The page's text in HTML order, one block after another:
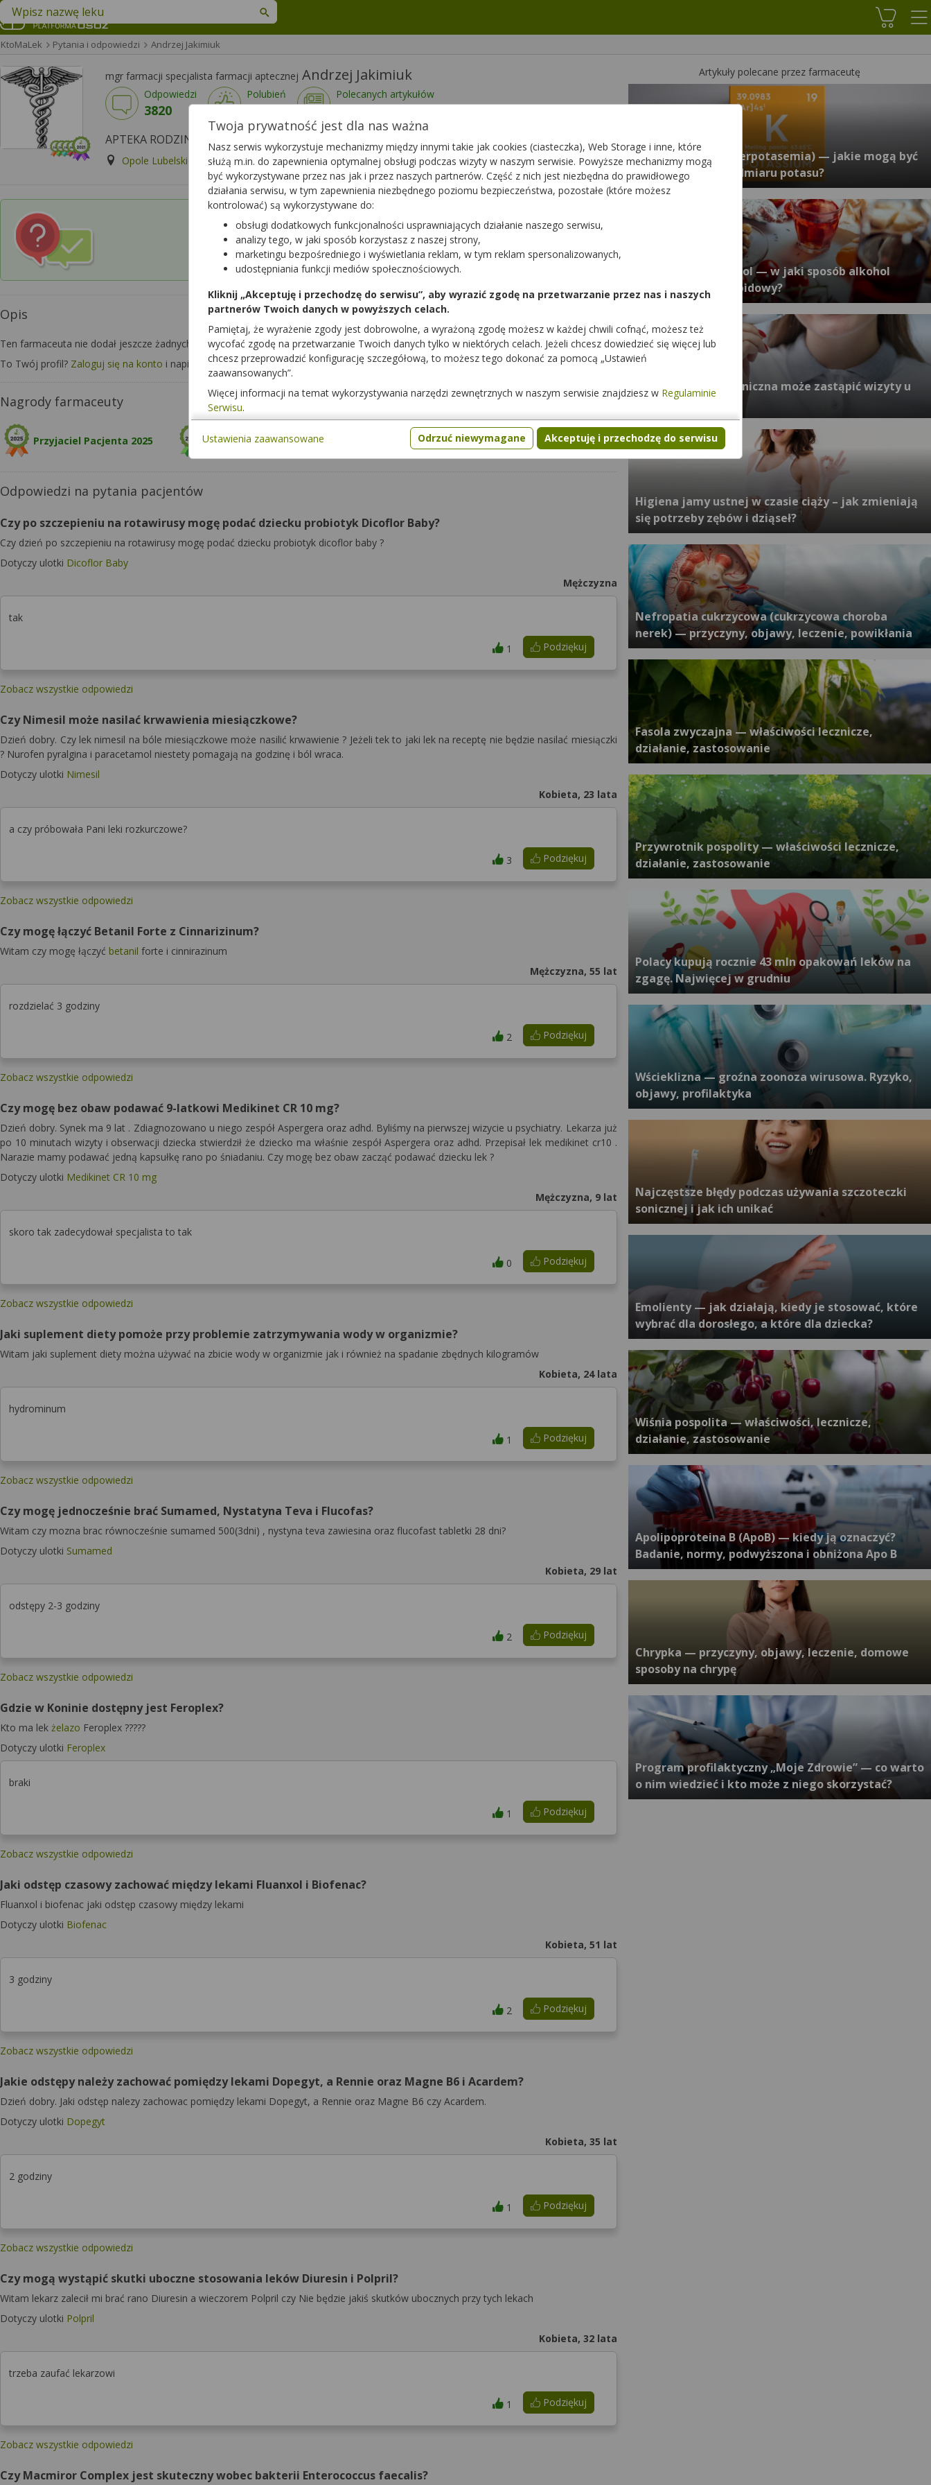
Koszyk
Znajdź lek w swojej okolicy
KtoMaLek Pytania i odpowiedzi Andrzej Jakimiuk
mgr farmacji specjalista farmacji aptecznej Andrzej Jakimiuk
Odpowiedzi
3820
Polubień
3426
Polecanych artykułów
114
APTEKA RODZINNA, Opole Lubelskie
Opole Lubelskie, LUBELSKA 13 Wyświetl numer Zamknięta, zapraszamy jutro(08:00 - 15:00)
Czy chcesz wysłać pytanie do apteki,
w której pracuje ten farmaceuta?
Opis
Ten farmaceuta nie dodał jeszcze żadnych informacji o sobie.
To Twój profil? Zaloguj się na konto i napisz o sobie kilka zdań, aby pacjenci mogli cię lepiej poznać.
Nagrody farmaceuty
Przyjaciel Pacjenta 2025
Odpowiedzi na pytania pacjentów
Czy po szczepieniu na rotawirusy mogę podać dziecku probiotyk Dicoflor Baby?
Czy dzień po szczepieniu na rotawirusy mogę podać dziecku probiotyk dicoflor baby ?
Dotyczy ulotki Dicoflor Baby
Mężczyzna
tak
Podziękuj
1
Zobacz wszystkie odpowiedzi
Czy Nimesil może nasilać krwawienia miesiączkowe?
Dzień dobry. Czy lek nimesil na bóle miesiączkowe może nasilić krwawienie ? Jeżeli tek to jaki lek na receptę nie będzie nasilać miesiączki
? Nurofen pyralgina i paracetamol niestety pomagają na godzinę i ból wraca.
Dotyczy ulotki Nimesil
Kobieta, 23 lata
a czy próbowała Pani leki rozkurczowe?
Podziękuj
3
Zobacz wszystkie odpowiedzi
Czy mogę łączyć Betanil Forte z Cinnarizinum?
Witam czy mogę łączyć betanil forte i cinnirazinum
Mężczyzna, 55 lat
rozdzielać 3 godziny
Podziękuj
2
Zobacz wszystkie odpowiedzi
Czy mogę bez obaw podawać 9-latkowi Medikinet CR 10 mg?
Dzień dobry. Synek ma 9 lat . Zdiagnozowano u niego zespół Aspergera oraz adhd. Byliśmy na pierwszej wizycie u psychiatry. Lekarza już
po 10 minutach wizyty i obserwacji dziecka stwierdził że dziecko ma właśnie zespół Aspergera oraz adhd. Przepisał lek medikinet cr10 .
Narazie mamy podawać jedną kapsułkę rano po śniadaniu. Czy mogę bez obaw zacząć podawać dziecku lek ?
Dotyczy ulotki Medikinet CR 10 mg
Mężczyzna, 9 lat
skoro tak zadecydował specjalista to tak
Podziękuj
0
Zobacz wszystkie odpowiedzi
Jaki suplement diety pomoże przy problemie zatrzymywania wody w organizmie?
Witam jaki suplement diety można używać na zbicie wody w organizmie jak i również na spadanie zbędnych kilogramów
Kobieta, 24 lata
hydrominum
Podziękuj
1
Zobacz wszystkie odpowiedzi
Czy mogę jednocześnie brać Sumamed, Nystatyna Teva i Flucofas?
Witam czy mozna brac równocześnie sumamed 500(3dni) , nystyna teva zawiesina oraz flucofast tabletki 28 dni?
Dotyczy ulotki Sumamed
Kobieta, 29 lat
odstępy 2-3 godziny
Podziękuj
2
Zobacz wszystkie odpowiedzi
Gdzie w Koninie dostępny jest Feroplex?
Kto ma lek żelazo Feroplex ?????
Dotyczy ulotki Feroplex
braki
Podziękuj
1
Zobacz wszystkie odpowiedzi
Jaki odstęp czasowy zachować między lekami Fluanxol i Biofenac?
Fluanxol i biofenac jaki odstęp czasowy między lekami
Dotyczy ulotki Biofenac
Kobieta, 51 lat
3 godziny
Podziękuj
2
Zobacz wszystkie odpowiedzi
Jakie odstępy należy zachować pomiędzy lekami Dopegyt, a Rennie oraz Magne B6 i Acardem?
Dzień dobry. Jaki odstęp nalezy zachowac pomiędzy lekami Dopegyt, a Rennie oraz Magne B6 czy Acardem.
Dotyczy ulotki Dopegyt
Kobieta, 35 lat
2 godziny
Podziękuj
1
Zobacz wszystkie odpowiedzi
Czy mogą wystąpić skutki uboczne stosowania leków Diuresin i Polpril?
Witam lekarz zalecił mi brać rano Diuresin a wieczorem Polpril czy Nie będzie jakiś skutków ubocznych przy tych lekach
Dotyczy ulotki Polpril
Kobieta, 32 lata
trzeba zaufać lekarzowi
Podziękuj
1
Zobacz wszystkie odpowiedzi
Czy Macmiror Complex jest skuteczny wobec bakterii Enterococcus faecalis?
Artykuły polecane przez farmaceutę
Hiperkaliemia (hiperpotasemia) — jakie mogą być
objawy i skutki nadmiaru potasu?
Alkohol a cholesterol — w jaki sposób alkohol
wpływa na profil lipidowy?
Czy szczoteczka soniczna może zastąpić wizyty u
dentysty?
Higiena jamy ustnej w czasie ciąży – jak zmieniają
się potrzeby zębów i dziąseł?
Nefropatia cukrzycowa (cukrzycowa choroba
nerek) — przyczyny, objawy, leczenie, powikłania
Fasola zwyczajna — właściwości lecznicze,
działanie, zastosowanie
Przywrotnik pospolity — właściwości lecznicze,
działanie, zastosowanie
Polacy kupują rocznie 43 mln opakowań leków na
zgagę. Najwięcej w grudniu
Wścieklizna — groźna zoonoza wirusowa. Ryzyko,
objawy, profilaktyka
Najczęstsze błędy podczas używania szczoteczki
sonicznej i jak ich unikać
Emolienty — jak działają, kiedy je stosować, które
wybrać dla dorosłego, a które dla dziecka?
Wiśnia pospolita — właściwości, lecznicze,
działanie, zastosowanie
Apolipoproteina B (ApoB) — kiedy ją oznaczyć?
Badanie, normy, podwyższona i obniżona Apo B
Chrypka — przyczyny, objawy, leczenie, domowe
sposoby na chrypę
Program profilaktyczny „Moje Zdrowie” — co warto
o nim wiedzieć i kto może z niego skorzystać?
Twoja prywatność jest dla nas ważna
Nasz serwis wykorzystuje mechanizmy między innymi takie jak cookies (ciasteczka), Web Storage i inne, które
służą m.in. do zapewnienia optymalnej obsługi podczas wizyty w naszym serwisie. Powyższe mechanizmy mogą
być wykorzystywane przez nas jak i przez naszych partnerów. Część z nich jest niezbędna do prawidłowego
działania serwisu, w tym zapewnienia niezbędnego poziomu bezpieczeństwa, pozostałe (które możesz
kontrolować) są wykorzystywane do:
obsługi dodatkowych funkcjonalności usprawniających działanie naszego serwisu,
analizy tego, w jaki sposób korzystasz z naszej strony,
marketingu bezpośredniego i wyświetlania reklam, w tym reklam spersonalizowanych,
udostępniania funkcji mediów społecznościowych.
Kliknij „Akceptuję i przechodzę do serwisu”, aby wyrazić zgodę na przetwarzanie przez nas i naszych
partnerów Twoich danych w powyższych celach.
Pamiętaj, że wyrażenie zgody jest dobrowolne, a wyrażoną zgodę możesz w każdej chwili cofnąć, możesz też
wycofać zgodę na przetwarzanie Twoich danych tylko w niektórych celach. Jeżeli chcesz dowiedzieć się więcej lub
chcesz przeprowadzić konfigurację szczegółową, to możesz tego dokonać za pomocą „Ustawień
zaawansowanych”.
Więcej informacji na temat wykorzystywania narzędzi zewnętrznych w naszym serwisie znajdziesz w Regulaminie
Serwisu.
Odrzuć niewymagane Akceptuję i przechodzę do serwisu
Ustawienia zaawansowane